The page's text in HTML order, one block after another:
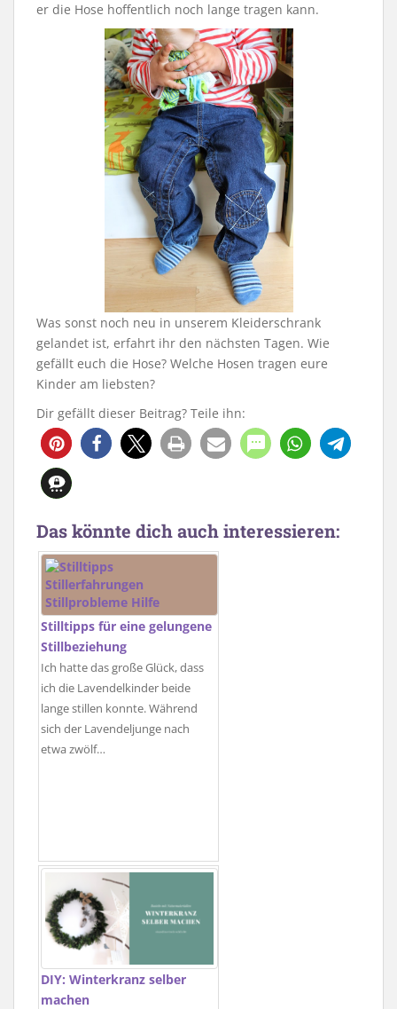
er die Hose hoffentlich noch lange tragen kann.
Was sonst noch neu in unserem Kleiderschrank
gelandet ist, erfahrt ihr den nächsten Tagen. Wie
gefällt euch die Hose? Welche Hosen tragen eure
Kinder am liebsten?
Dir gefällt dieser Beitrag? Teile ihn:
Das könnte dich auch interessieren:
Stilltipps für eine gelungene
Stillbeziehung
Ich hatte das große Glück, dass
ich die Lavendelkinder beide
lange stillen konnte. Während
sich der Lavendeljunge nach
etwa zwölf…
DIY: Winterkranz selber
machen